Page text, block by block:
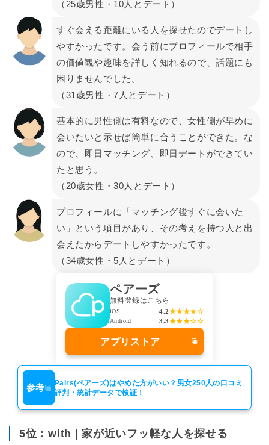
（25歳男性・10人とデート）
すぐ会える距離にいる人を探せたのでデートし
やすかったです。会う前にプロフィールで相手
の価値観や趣味を詳しく知れるので、話題にも
困りませんでした。
（31歳男性・7人とデート）
基本的に男性側は有料なので、女性側が早めに
会いたいと示せば簡単に合うことができた。な
ので、即日マッチング、即日デートができてい
たと思う。
（20歳女性・30人とデート）
プロフィールに「マッチング後すぐに会いた
い」という項目があり、その考えを持つ人と出
会えたからデートしやすかったです。
（34歳女性・5人とデート）
ペアーズ
無料登録はこちら
iOS 4.2★★★★☆
Android 3.3★★★☆☆
アプリストア
参考
Pairs(ペアーズ)はやめた方がいい？男女250人の口コミ
評判・統計データで検証！
5位：with | 家が近いフッ軽な人を探せる